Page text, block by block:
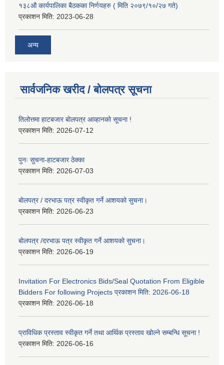
१३८औ कार्यपालिका बैठकका निर्णयहरु ( मिति २०७९/१०/२७ गते)
प्रकाशन मिति: 2023-06-28
अन्य
सार्वजनिक खरीद / बोलपत्र सूचना
तिलोत्तमा हाटबजार बोलपत्र आव्हानको सूचना !
प्रकाशन मिति: 2026-07-12
पुनः सुचना-हाटबजार ठेक्का
प्रकाशन मिति: 2026-07-03
बोलपत्र / दरभाऊ पत्र स्वीकृत गर्ने आशयको सुचना।
प्रकाशन मिति: 2026-06-23
बोलपत्र /दरभाऊ पत्र स्वीकृत गर्ने आशयको सुचना।
प्रकाशन मिति: 2026-06-19
Invitation For Electronics Bids/Seal Quotation From Eligible
Bidders For following Projects प्रकाशन मिति: 2026-06-18
प्रकाशन मिति: 2026-06-18
प्राविधिक प्रस्ताव स्वीकृत गर्ने तथा आर्थिक प्रस्ताव खोल्ने सम्बन्धि सूचना !
प्रकाशन मिति: 2026-06-16